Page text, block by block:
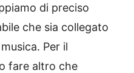
di preciso
che sia collegato
Per il
fare altro che